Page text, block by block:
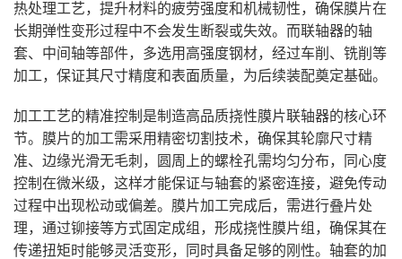
热处理工艺，提升材料的疲劳强度和机械韧性，确保膜片在
长期弹性变形过程中不会发生断裂或失效。而联轴器的轴
套、中间轴等部件，多选用高强度钢材，经过车削、铣削等
加工，保证其尺寸精度和表面质量，为后续装配奠定基础。
加工工艺的精准控制是制造高品质挠性膜片联轴器的核心环
节。膜片的加工需采用精密切割技术，确保其轮廓尺寸精
准、边缘光滑无毛刺，圆周上的螺栓孔需均匀分布，同心度
控制在微米级，这样才能保证与轴套的紧密连接，避免传动
过程中出现松动或偏差。膜片加工完成后，需进行叠片处
理，通过铆接等方式固定成组，形成挠性膜片组，确保其在
传递扭矩时能够灵活变形，同时具备足够的刚性。轴套的加